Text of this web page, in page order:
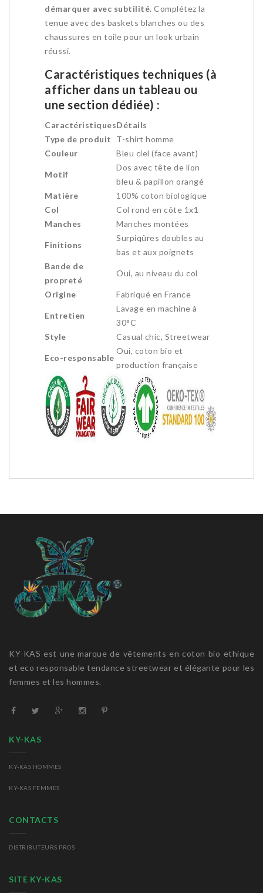
démarquer avec subtilité. Complétez la
tenue avec des baskets blanches ou des
chaussures en toile pour un look urbain
réussi.
Caractéristiques techniques (à
afficher dans un tableau ou
une section dédiée) :
CaractéristiquesDétails
Type de produit
T-shirt homme
Couleur
Bleu ciel (face avant)
Motif
Dos avec tête de lion
bleu & papillon orangé
Matière
100% coton biologique
Col
Col rond en côte 1x1
Manches
Manches montées
Finitions
Surpiqûres doubles au
bas et aux poignets
Bande de
propreté
Oui, au niveau du col
Origine Fabriqué en France
Entretien
Lavage en machine à
30°C
Style
Casual chic, Streetwear
Eco-responsable
Oui, coton bio et
production française
KY-KAS est une marque de vêtements en coton bio ethique
et eco responsable tendance streetwear et élégante pour les
femmes et les hommes.
KY-KAS
KY-KAS HOMMES
KY-KAS FEMMES
CONTACTS
DISTRIBUTEURS PROS
SITE KY-KAS